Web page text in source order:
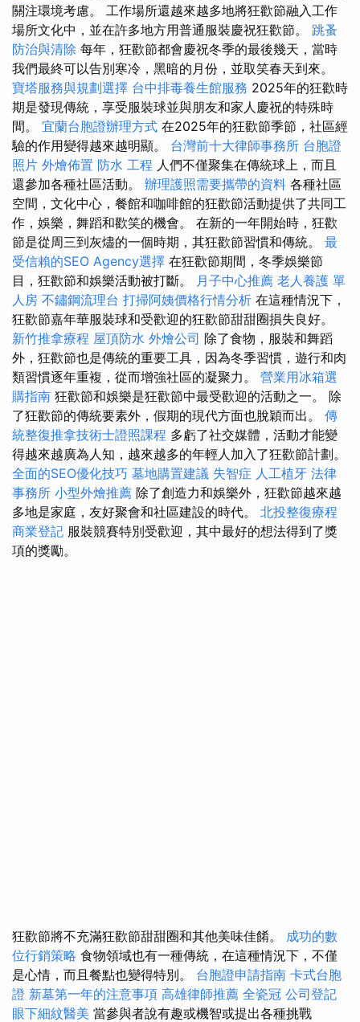
關注環境考慮。 工作場所還​​越來越多地將狂歡節融入工作
場所文化中，並在許多地方用普通服裝慶祝狂歡節。 跳蚤
防治與清除 每年，狂歡節都會慶祝冬季的最後幾天，當時
我們最終可以告別寒冷，黑暗的月份，並取笑春天到來。
寶塔服務與規劃選擇 台中排毒養生館服務 2025年的狂歡時
期是發現傳統，享受服裝球並與朋友和家人慶祝的特殊時
間。 宜蘭台胞證辦理方式 在2025年的狂歡節季節，社區經
驗的作用變得越來越明顯。 台灣前十大律師事務所 台胞證
照片 外燴佈置 防水 工程 人們不僅聚集在傳統球上，而且
還參加各種社區活動。 辦理護照需要攜帶的資料 各種社區
空間，文化中心，餐館和咖啡館的狂歡節活動提供了共同工
作，娛樂，舞蹈和歡笑的機會。 在新的一年開始時，狂歡
節是從周三到灰燼的一個時期，其狂歡節習慣和傳統。 最
受信賴的SEO Agency選擇 在狂歡節期間，冬季娛樂節
目，狂歡節和娛樂活動被打斷。 月子中心推薦 老人養護 單
人房 不鏽鋼流理台 打掃阿姨價格行情分析 在這種情況下，
狂歡節嘉年華服裝球和受歡迎的狂歡節甜甜圈損失良好。
新竹推拿療程 屋頂防水 外燴公司 除了食物，服裝和舞蹈
外，狂歡節也是傳統的重要工具，因為冬季習慣，遊行和肉
類習慣逐年重複，從而增強社區的凝聚力。 營業用冰箱選
購指南 狂歡節和娛樂是狂歡節中最受歡迎的活動之一。 除
了狂歡節的傳統要素外，假期的現代方面也脫穎而出。 傳
統整復推拿技術士證照課程 多虧了社交媒體，活動才能變
得越來越廣為人知，越來越多的年輕人加入了狂歡節計劃。
全面的SEO優化技巧 墓地購置建議 失智症 人工植牙 法律
事務所 小型外燴推薦 除了創造力和娛樂外，狂歡節越來越
多地是家庭，友好聚會和社區建設的時代。 北投整復療程
商業登記 服裝競賽特別受歡迎，其中最好的想法得到了獎
項的獎勵。
狂歡節將不充滿狂歡節甜甜圈和其他美味佳餚。 成功的數
位行銷策略 食物領域也有一種傳統，在這種情況下，不僅
是心情，而且餐點也變得特別。 台胞證申請指南 卡式台胞
證 新墓第一年的注意事項 高雄律師推薦 全瓷冠 公司登記
眼下細紋醫美 當參與者說有趣或機智或提出各種挑戰